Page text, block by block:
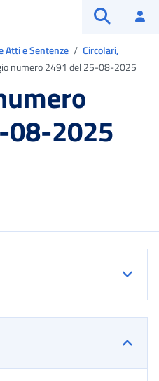
Atti e Sentenze
Circolari,
numero 2491 del 25-08-2025
08-2025